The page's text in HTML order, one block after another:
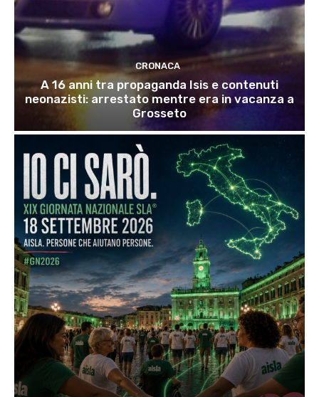
CRONACA
A 16 anni tra propaganda Isis e contenuti
neonazisti: arrestato mentre era in vacanza a
Grosseto